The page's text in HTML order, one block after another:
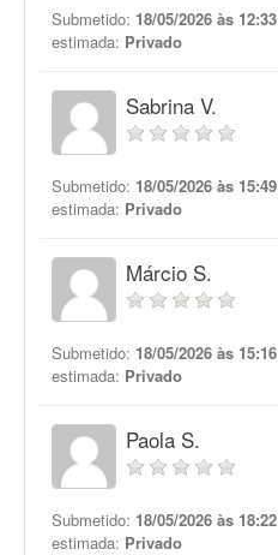
Submetido: 18/05/2026 às 12:33
estimada: Privado
Sabrina V.
Submetido: 18/05/2026 às 15:49
estimada: Privado
Márcio S.
Submetido: 18/05/2026 às 15:16
estimada: Privado
Paola S.
Submetido: 18/05/2026 às 18:22
estimada: Privado